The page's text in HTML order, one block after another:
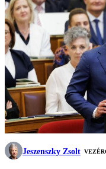
Jeszenszky Zsolt